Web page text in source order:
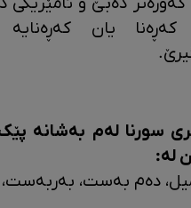
کەڕەنا یان
سورنا لەم بەشانه
له:
دەم بەست، بەربەست،